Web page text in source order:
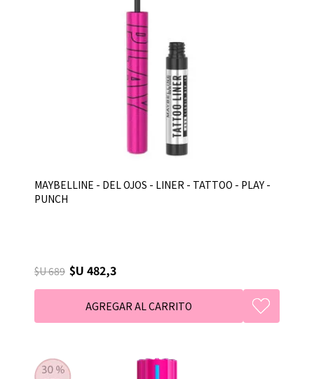
MAYBELLINE - DEL OJOS - LINER - TATTOO - PLAY -
PUNCH
$U 689 $U 482,3